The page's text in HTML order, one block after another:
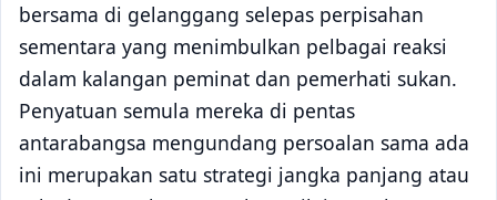
bersama di gelanggang selepas perpisahan
sementara yang menimbulkan pelbagai reaksi
dalam kalangan peminat dan pemerhati sukan.
Penyatuan semula mereka di pentas
antarabangsa mengundang persoalan sama ada
ini merupakan satu strategi jangka panjang atau